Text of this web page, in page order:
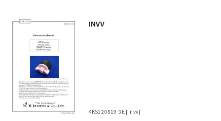
INVV
KKS120819-3E [invv]